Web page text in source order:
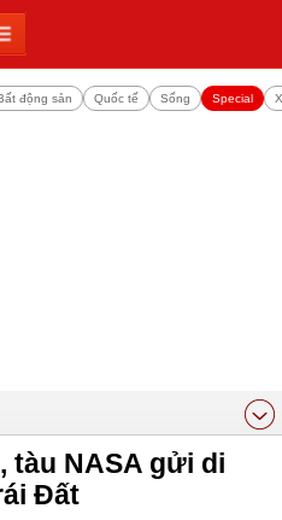
động sản Quốc tế Sống Special
tàu NASA gửi di
Đất